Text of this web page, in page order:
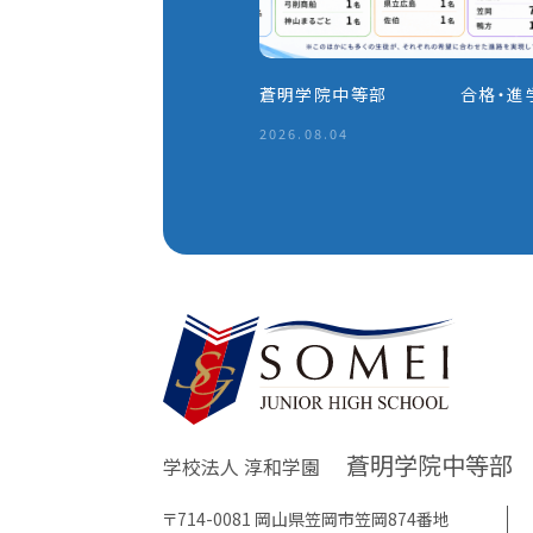
蒼明学院中等部 合格・進
2026.08.04
学校法人 淳和学園 蒼明学院中等部
〒714-0081 岡山県笠岡市笠岡874番地